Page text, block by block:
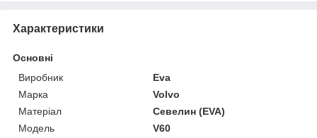
Характеристики
Основні
Виробник
Eva
Марка
Volvo
Матеріал
Севелин (EVA)
Модель
V60